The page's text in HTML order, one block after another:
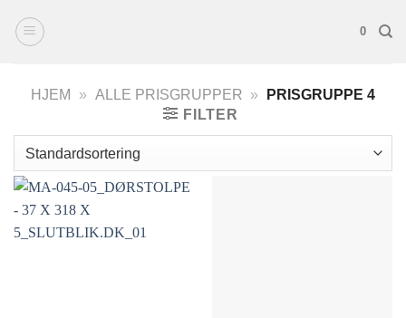
0
HJEM » ALLE PRISGRUPPER »
PRISGRUPPE 4
FILTER